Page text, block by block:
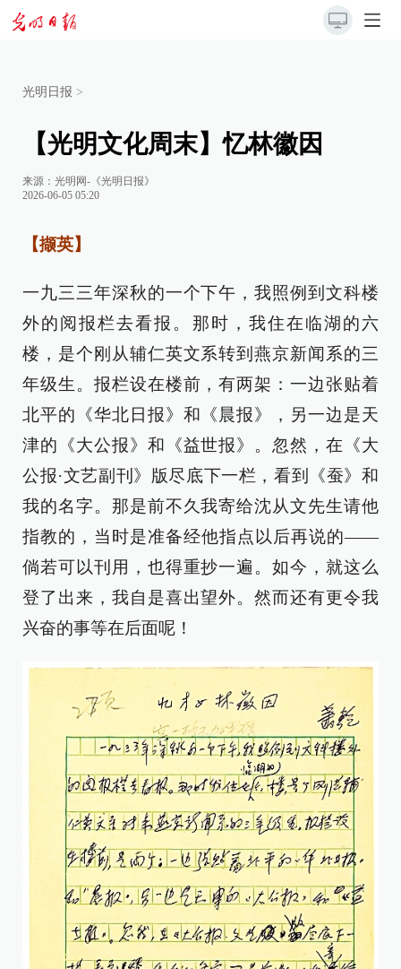
光明日报 >
【光明文化周末】忆林徽因
来源： 光明网-《光明日报》
2026-06-05 05:20
【撷英】
一九三三年深秋的一个下午，我照例到文科楼
外的阅报栏去看报。那时，我住在临湖的六
楼，是个刚从辅仁英文系转到燕京新闻系的三
年级生。报栏设在楼前，有两架：一边张贴着
北平的《华北日报》和《晨报》，另一边是天
津的《大公报》和《益世报》。忽然，在《大
公报·文艺副刊》版尽底下一栏，看到《蚕》和
我的名字。那是前不久我寄给沈从文先生请他
指教的，当时是准备经他指点以后再说的——
倘若可以刊用，也得重抄一遍。如今，就这么
登了出来，我自是喜出望外。然而还有更令我
兴奋的事等在后面呢！